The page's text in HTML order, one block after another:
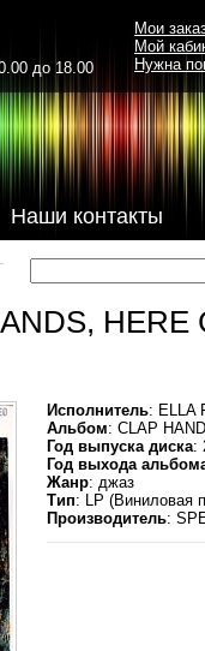
до 18.00
Наши контакты
Мои
Мой
Нужна
HERE
Исполнитель: ELLA
Альбом: CLAP
Год выпуска диска:
Год выхода
Жанр: джаз
Тип: LP (Виниловая
Производитель: